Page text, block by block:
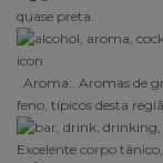
quase preta.
Aroma: . Aromas de
feno, típicos desta
Excelente corpo